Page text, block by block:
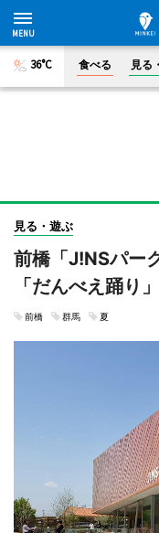
36°C 食べる 見る
見る・遊ぶ
前橋「J!NSパー
「だんべえ踊り
前橋 群馬 夏